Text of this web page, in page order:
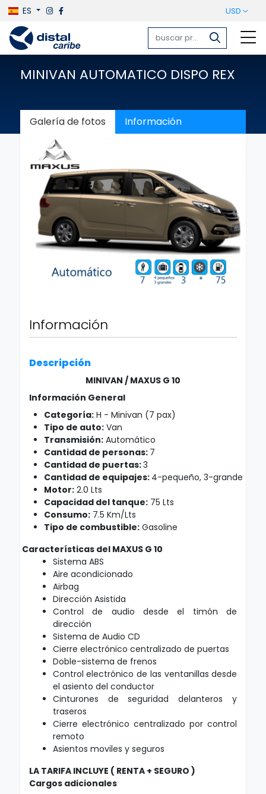
ES USD
MINIVAN AUTOMATICO DISPO REX
Galería de fotos Información
Información
Descripción
MINIVAN / MAXUS G 10
Información General
Categoría:H - Minivan (7 pax)
Tipo de auto:Van
Transmisión:Automático
Cantidad de personas: 7
Cantidad de puertas:3
Cantidad de equipajes: 4-pequeño, 3-grande
Motor:2.0 Lts
Capacidad del tanque:75 Lts
Consumo:7.5 Km/Lts
Tipo de combustible:Gasoline
Características del MAXUS G 10
Sistema ABS
Aire acondicionado
Airbag
Dirección Asistida
Control de audio desde el timón de
dirección
Sistema de Audio CD
Cierre electrónico centralizado de puertas
Doble-sistema de frenos
Control electrónico de las ventanillas desde
el asiento del conductor
Cinturones de seguridad delanteros y
traseros
Cierre electrónico centralizado por control
remoto
Asientos moviles y seguros
LA TARIFA INCLUYE ( RENTA + SEGURO )
Cargos adicionales